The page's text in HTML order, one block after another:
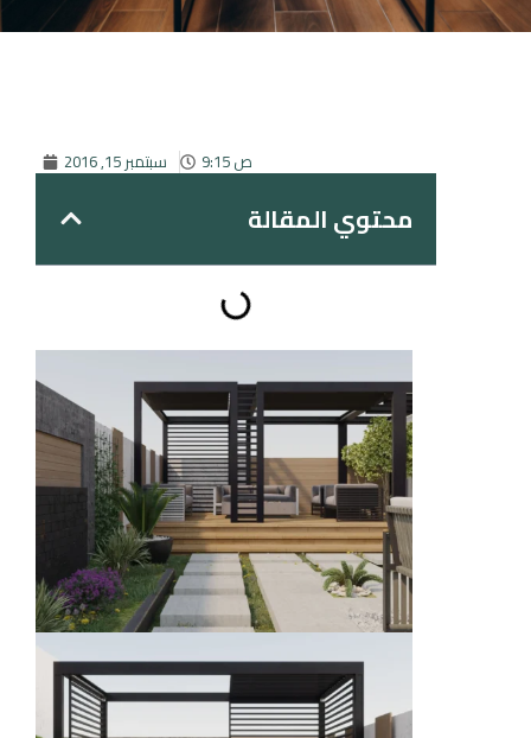
سبتمبر 15, 2016 9:15 ص
محتوي المقالة